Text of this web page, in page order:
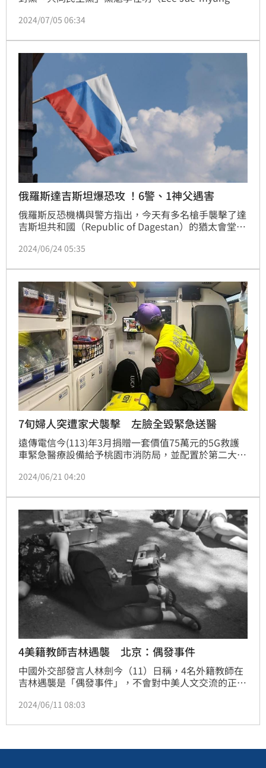
2024/07/05 06:34
俄羅斯達吉斯坦爆恐攻 ！6警、1神父遇害
俄羅斯反恐機構與警方指出，今天有多名槍手襲擊了達
吉斯坦共和國（Republic of Dagestan）的猶太會堂和
2024/06/24 05:35
7旬婦人突遭家犬襲擊 左臉全毀緊急送醫
遠傳電信今(113)年3月捐贈一套價值75萬元的5G救護
車緊急醫療設備給予桃園市消防局，並配置於第二大隊
一位年約70多歲的呂姓婦人遭自家土狗攻擊導致臉部嚴
軟骨也幾乎被咬掉，左側上唇部甚至被咬到牙齦露出，
呈現嚴重失血性休克症狀。此案件透過「遠傳5G救護
車」即時回傳及監控面，將危急個案緊急後送往林口長
庚
2024/06/21 04:20
4美籍教師吉林遇襲 北京：偶發事件
中國外交部發言人林劍今（11）日稱，4名外籍教師在
吉林遇襲是「偶發事件」，不會對中美人文交流的正常
2024/06/11 08:03